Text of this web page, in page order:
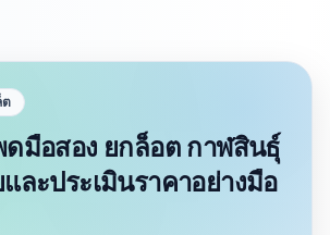
ต
มือสอง ยกล็อต กาฬสินธุ์
ละประเมินราคาอย่างมือ